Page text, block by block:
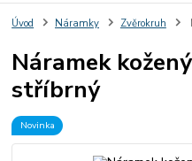
Úvod Náramky Zvěrokruh
Náramek
stříbrný
Novinka